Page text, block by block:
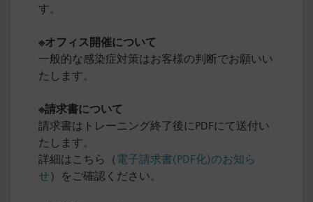
す。
※オフィス開催について
一般的な感染症対策はお客様の判断でお願いい
たします。
※請求書について
請求書はトレーニング終了後にPDFにて送付い
たします。
詳細はこちら（ 電子請求書(PDF化)のお知ら
せ ）をご確認ください。